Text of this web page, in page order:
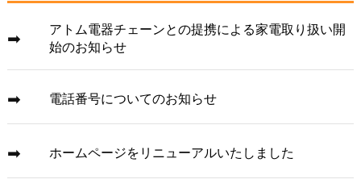
アトム電器チェーンとの提携による家電取り扱い開
始のお知らせ
電話番号についてのお知らせ
ホームページをリニューアルいたしました